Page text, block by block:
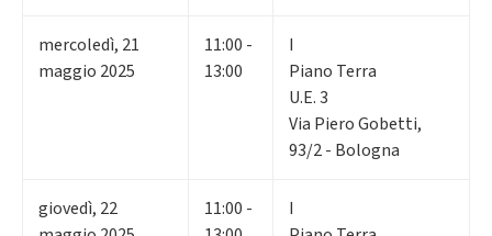
mercoledì, 21
maggio 2025
11:00 -
13:00
I
Piano Terra
U.E. 3
Via Piero Gobetti,
93/2 - Bologna
giovedì, 22
11:00 -
I